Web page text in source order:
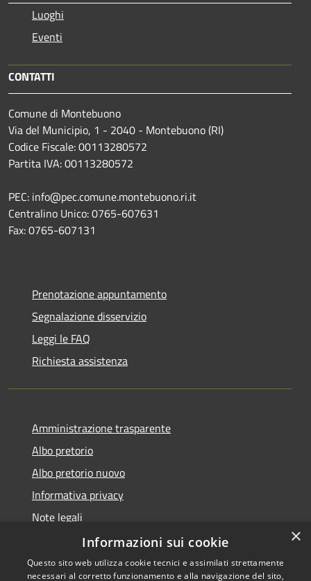
Luoghi
Eventi
CONTATTI
Comune di Montebuono
Via del Municipio, 1 - 2040 - Montebuono (RI)
Codice Fiscale: 00113280572
Partita IVA: 00113280572
PEC: info@pec.comune.montebuono.ri.it
Centralino Unico: 0765-607631
Fax: 0765-607131
Prenotazione appuntamento
Segnalazione disservizio
Leggi le FAQ
Richiesta assistenza
Amministrazione trasparente
Albo pretorio
Albo pretorio nuovo
Informativa privacy
Note legali
Dichiarazione di accessibilità
×
Informazioni sui cookie
Questo sito web utilizza cookie tecnici e assimilati strettamente
necessari al corretto funzionamento e alla navigazione del sito,